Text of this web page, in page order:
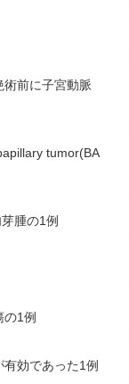
前に子宮動脈
tumor(BA
腫の1例
1例
効であった1例